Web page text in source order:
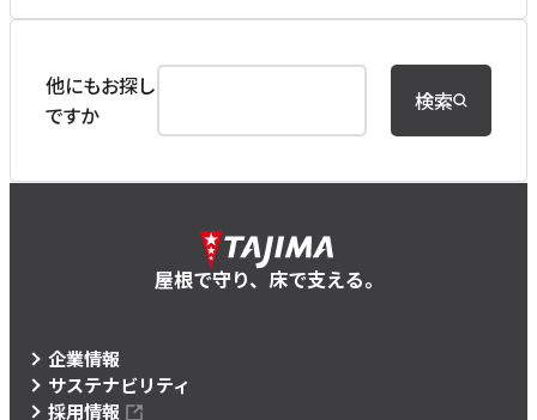
他にもお探し
ですか
検索
屋根で守り、床で支える。
企業情報
サステナビリティ
採用情報